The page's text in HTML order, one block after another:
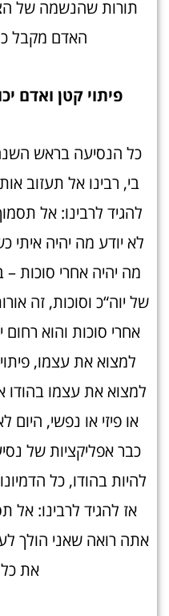
תורות שהנשמה של
האדם מקבל
פיתוי קטן ואדם
כל הנסיעה בראש
בי, רבינו אל תעזוב
להגיד לרבינו: אל
לא יודע מה יהיה איתי
מה יהיה אחרי סוכות
של יוה“כ וסוכות, זה
אחרי סוכות והוא רחום
למצוא את עצמו,
למצוא את עצמו בהודו
או פיזי או נפשי, היום
כבר אפליקציות של
להיות בהודו, כל
אז להגיד לרבינו: אל
אתה רואה שאני הולך
את